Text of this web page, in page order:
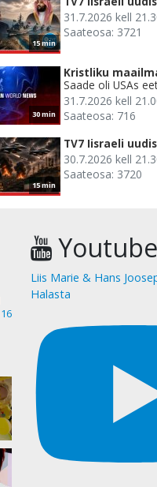
15 min
31.7.2026 kell
Saateosa: 3721
30 min
Kristliku
Saade oli USAs
31.7.2026 kell
Saateosa: 716
15 min
TV7 Iisraeli
30.7.2026 kell
Saateosa: 3720
16
Youtube
Liis Marie & Hans
Halasta